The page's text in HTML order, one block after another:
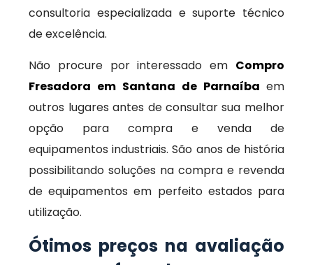
consultoria especializada e suporte técnico
de excelência.
Não procure por interessado em Compro
Fresadora em Santana de Parnaíba em
outros lugares antes de consultar sua melhor
opção para compra e venda de
equipamentos industriais. São anos de história
possibilitando soluções na compra e revenda
de equipamentos em perfeito estados para
utilização.
Ótimos preços na avaliação